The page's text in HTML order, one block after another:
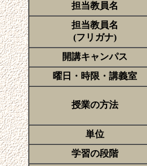
担当教員名
担当教員名
(フリガナ)
開講キャンパス
曜日・時限・講義室
授業の方法
単位
学習の段階